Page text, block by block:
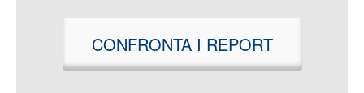
CONFRONTA I REPORT